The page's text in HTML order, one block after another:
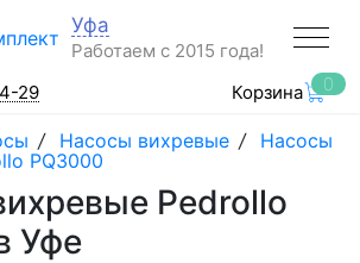
Уфа
Работаем с 2015 года!
29
Корзина 0
/ Насосы вихревые / Насосы
PQ3000
Pedrollo
Уфе